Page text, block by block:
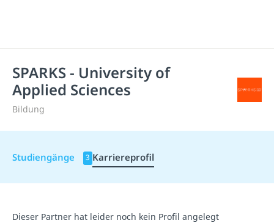
SPARKS - University of
Applied Sciences
Bildung
Studiengänge 3 Karriereprofil
Dieser Partner hat leider noch kein Profil angelegt